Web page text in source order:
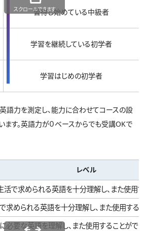
習得し始めている中級者
学習を継続している初学者
学習はじめの初学者
スクロールできます
語力を測定し、能力に合わせてコースの設
ます。英語力が０ベースからでも受講OKで
レベル
活で求められる英語を十分理解し、 また使用す
求められる英語を十分理解し、 また使用するこ
必要な英語を理解し、 また使用することができ